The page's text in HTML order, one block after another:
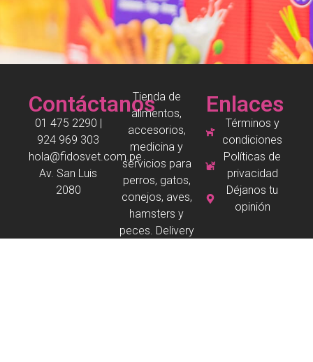
Contáctanos
01 475 2290 |
924 969 303
hola@fidosvet.com.pe
Av. San Luis
2080
Tienda de
alimentos,
accesorios,
medicina y
servicios para
perros, gatos,
conejos, aves,
hamsters y
peces. Delivery
Enlaces
Términos y
condiciones
Políticas de
privacidad
Déjanos tu
opinión